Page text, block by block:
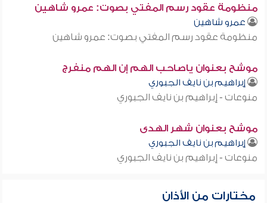
منظومة عقود رسم المفتي بصوت: عمرو شاهين
عمرو شاهين
منظومة عقود رسم المفتي بصوت: عمرو شاهين
موشح بعنوان ياصاحب الهم إن الهم منفرج
إبراهيم بن نايف الجبوري
منوعات - إبراهيم بن نايف الجبوري
موشح بعنوان شهر الهدى
إبراهيم بن نايف الجبوري
منوعات - إبراهيم بن نايف الجبوري
مختارات من الأذان